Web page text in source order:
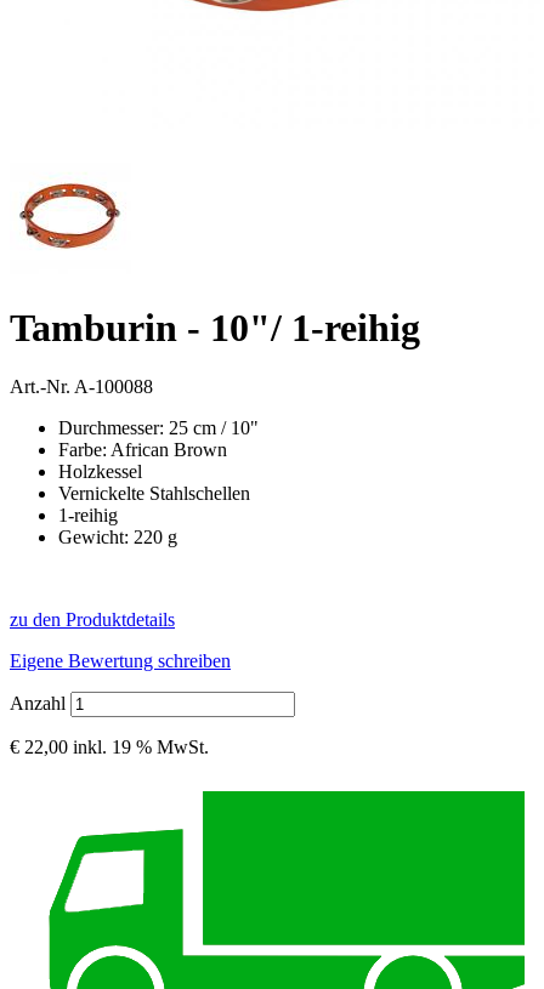
Tamburin - 10"/ 1-reihig
Art.-Nr. A-100088
Durchmesser: 25 cm / 10"
Farbe: African Brown
Holzkessel
Vernickelte Stahlschellen
1-reihig
Gewicht: 220 g
zu den Produktdetails
Eigene Bewertung schreiben
Anzahl
€ 22,00 inkl. 19 % MwSt.